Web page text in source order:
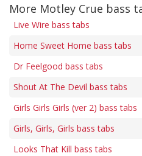
More Motley Crue bass
Live Wire bass tabs
Home Sweet Home bass tabs
Dr Feelgood bass tabs
Shout At The Devil bass tabs
Girls Girls Girls (ver 2) bass tabs
Girls, Girls, Girls bass tabs
Looks That Kill bass tabs